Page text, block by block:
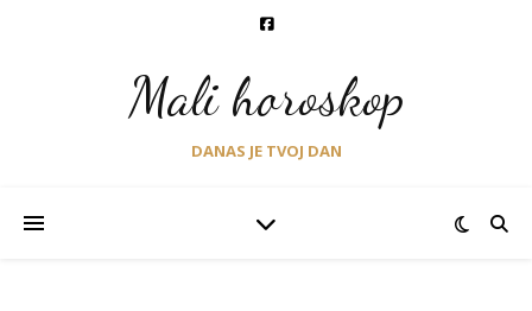
Mali horoskop
DANAS JE TVOJ DAN